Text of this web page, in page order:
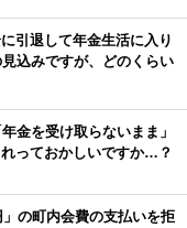
引退して年金生活に入り
込みですが、どのくらい
金を受け取らないまま」
っておかしいですか…？
」の町内会費の支払いを拒